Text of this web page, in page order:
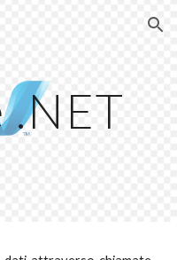
Skip to navigation